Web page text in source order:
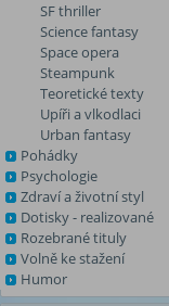
SF thriller
Science fantasy
Space opera
Steampunk
Teoretické texty
Upíři a vlkodlaci
Urban fantasy
Pohádky
Psychologie
Zdraví a životní styl
Dotisky - realizované
Rozebrané tituly
Volně ke stažení
Humor